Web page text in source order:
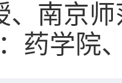
、南京
药学院